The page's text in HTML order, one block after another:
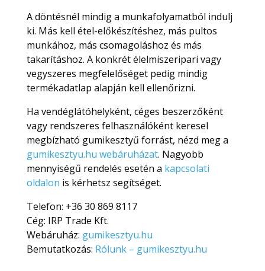
A döntésnél mindig a munkafolyamatból indulj
ki. Más kell étel-előkészítéshez, más pultos
munkához, más csomagoláshoz és más
takarításhoz. A konkrét élelmiszeripari vagy
vegyszeres megfelelőséget pedig mindig
termékadatlap alapján kell ellenőrizni.
Ha vendéglátóhelyként, céges beszerzőként
vagy rendszeres felhasználóként keresel
megbízható gumikesztyű forrást, nézd meg a
gumikesztyu.hu webáruházat. Nagyobb
mennyiségű rendelés esetén a kapcsolati
oldalon is kérhetsz segítséget.
Telefon: +36 30 869 8117
Cég: IRP Trade Kft.
Webáruház: gumikesztyu.hu
Bemutatkozás: Rólunk – gumikesztyu.hu